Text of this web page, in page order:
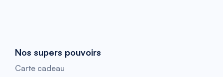
Nos supers pouvoirs
Carte cadeau